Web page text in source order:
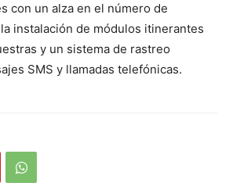
con un alza en el número de
instalación de módulos itinerantes
y un sistema de rastreo
SMS y llamadas telefónicas.